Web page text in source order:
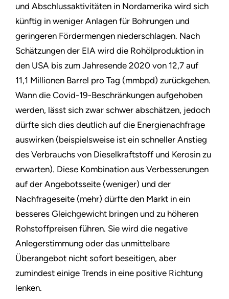
und Abschlussaktivitäten in Nordamerika wird sich
künftig in weniger Anlagen für Bohrungen und
geringeren Fördermengen niederschlagen. Nach
Schätzungen der EIA wird die Rohölproduktion in
den USA bis zum Jahresende 2020 von 12,7 auf
11,1 Millionen Barrel pro Tag (mmbpd) zurückgehen.
Wann die Covid-19-Beschränkungen aufgehoben
werden, lässt sich zwar schwer abschätzen, jedoch
dürfte sich dies deutlich auf die Energienachfrage
auswirken (beispielsweise ist ein schneller Anstieg
des Verbrauchs von Dieselkraftstoff und Kerosin zu
erwarten). Diese Kombination aus Verbesserungen
auf der Angebotsseite (weniger) und der
Nachfrageseite (mehr) dürfte den Markt in ein
besseres Gleichgewicht bringen und zu höheren
Rohstoffpreisen führen. Sie wird die negative
Anlegerstimmung oder das unmittelbare
Überangebot nicht sofort beseitigen, aber
zumindest einige Trends in eine positive Richtung
lenken.